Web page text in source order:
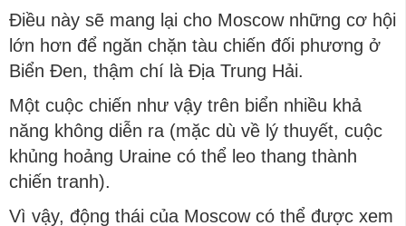
Điều này sẽ mang lại cho Moscow những cơ hội
lớn hơn để ngăn chặn tàu chiến đối phương ở
Biển Đen, thậm chí là Địa Trung Hải.
Một cuộc chiến như vậy trên biển nhiều khả
năng không diễn ra (mặc dù về lý thuyết, cuộc
khủng hoảng Uraine có thể leo thang thành
chiến tranh).
Vì vậy, động thái của Moscow có thể được xem